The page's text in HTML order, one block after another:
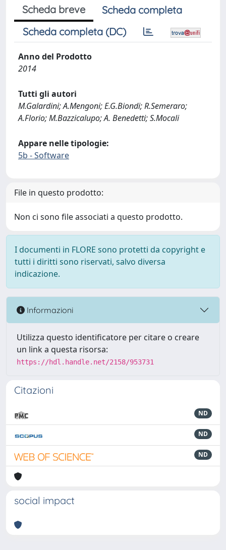
Scheda breve
Scheda completa
Scheda completa (DC)
Anno del Prodotto
2014
Tutti gli autori
M.Galardini; A.Mengoni; E.G.Biondi; R.Semeraro;
A.Florio; M.Bazzicalupo; A. Benedetti; S.Mocali
Appare nelle tipologie:
5b - Software
File in questo prodotto:
Non ci sono file associati a questo prodotto.
I documenti in FLORE sono protetti da copyright e
tutti i diritti sono riservati, salvo diversa
indicazione.
Informazioni
Utilizza questo identificatore per citare o creare
un link a questa risorsa:
https://hdl.handle.net/2158/953731
Citazioni
ND
ND
ND
social impact